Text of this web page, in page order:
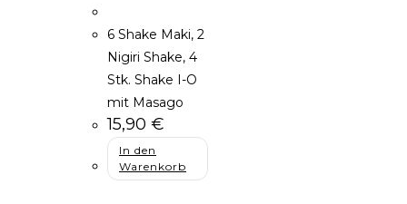
6 Shake Maki, 2
Nigiri Shake, 4
Stk. Shake I-O
mit Masago
15,90 €
In den
Warenkorb